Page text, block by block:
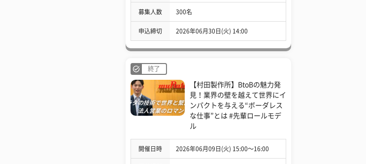
募集人数 300名
申込締切 2026年06月30日(火) 14:00
終了
【村田製作所】BtoBの魅力発
見！業界の壁を越えて世界にイ
ンパクトを与える“ボーダレス
な仕事”とは #先輩ロールモデ
ル
開催日時 2026年06月09日(火) 15:00〜16:00